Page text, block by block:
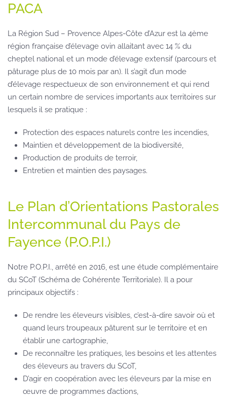
PACA
La Région Sud – Provence Alpes-Côte d’Azur est la 4ème
région française d’élevage ovin allaitant avec 14 % du
cheptel national et un mode d’élevage extensif (parcours et
pâturage plus de 10 mois par an). Il s’agit d’un mode
d’élevage respectueux de son environnement et qui rend
un certain nombre de services importants aux territoires sur
lesquels il se pratique :
Protection des espaces naturels contre les incendies,
Maintien et développement de la biodiversité,
Production de produits de terroir,
Entretien et maintien des paysages.
Le Plan d’Orientations Pastorales
Intercommunal du Pays de
Fayence (P.O.P.I.)
Notre P.O.P.I., arrêté en 2016, est une étude complémentaire
du SCoT (Schéma de Cohérente Territoriale). Il a pour
principaux objectifs :
De rendre les éleveurs visibles, c’est-à-dire savoir où et
quand leurs troupeaux pâturent sur le territoire et en
établir une cartographie,
De reconnaître les pratiques, les besoins et les attentes
des éleveurs au travers du SCoT,
D’agir en coopération avec les éleveurs par la mise en
œuvre de programmes d’actions,